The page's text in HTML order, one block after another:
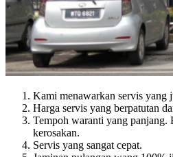
Kami menawarkan servis yang
Harga servis yang berpatutan
Tempoh waranti yang panjang.
kerosakan.
Servis yang sangat cepat.